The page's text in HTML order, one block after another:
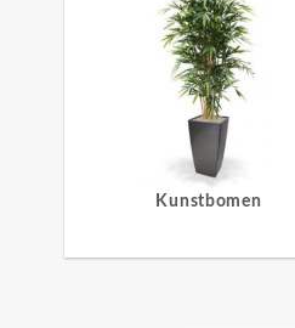
Kunstbomen